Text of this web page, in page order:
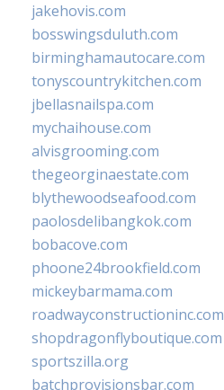
jakehovis.com
bosswingsduluth.com
birminghamautocare.com
tonyscountrykitchen.com
jbellasnailspa.com
mychaihouse.com
alvisgrooming.com
thegeorginaestate.com
blythewoodseafood.com
paolosdelibangkok.com
bobacove.com
phoone24brookfield.com
mickeybarmama.com
roadwayconstructioninc.com
shopdragonflyboutique.com
sportszilla.org
batchprovisionsbar.com